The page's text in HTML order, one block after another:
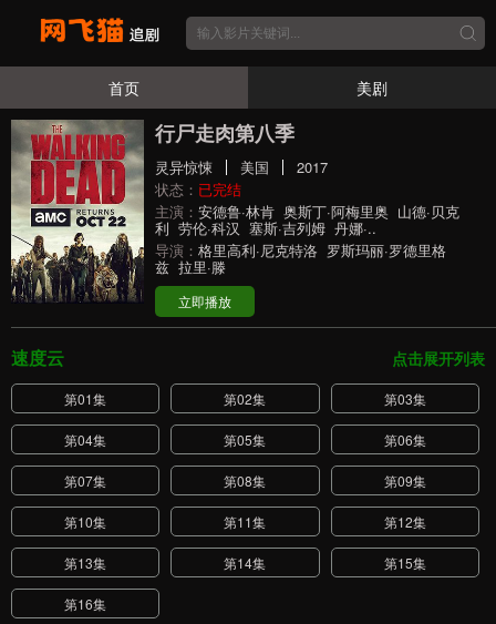
首页 美剧
行尸走肉第八季
灵异惊悚 美国
2017
状态： 已完结
主演： 安德鲁·林肯 奥斯丁·阿梅里奥 山德·贝克
利 劳伦·科汉 塞斯·吉列姆 丹娜·..
导演： 格里高利·尼克特洛 罗斯玛丽·罗德里格
兹 拉里·滕
立即播放
点击展开列表
速度云
第01集 第02集 第03集
第04集 第05集 第06集
第07集 第08集 第09集
第10集 第11集 第12集
第13集 第14集 第15集
第16集